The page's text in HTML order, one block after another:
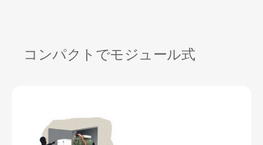
コンパクトでモジュール式